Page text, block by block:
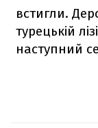
встигли.
турецькій
наступний